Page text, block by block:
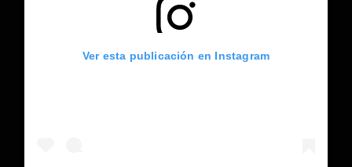
Ver esta publicación en Instagram